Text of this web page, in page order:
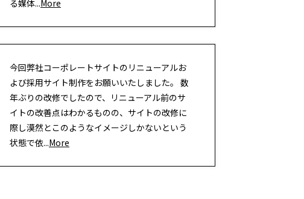
る媒体...More
今回弊社コーポレートサイトのリニューアルお
よび採用サイト制作をお願いいたしました。 数
年ぶりの改修でしたので、リニューアル前のサ
イトの改善点はわかるものの、サイトの改修に
際し漠然とこのようなイメージしかないという
状態で依...More